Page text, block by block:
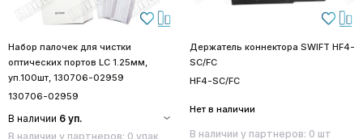
Набор палочек для чистки
оптических портов LC 1.25мм,
уп.100шт, 130706-02959
130706-02959
В наличии 6 уп.
В наличии у партнеров: 0 упак
Держатель коннектора SWIFT HF4-
SC/FC
HF4-SC/FC
Нет в наличии
В наличии у партнеров: 0 шт